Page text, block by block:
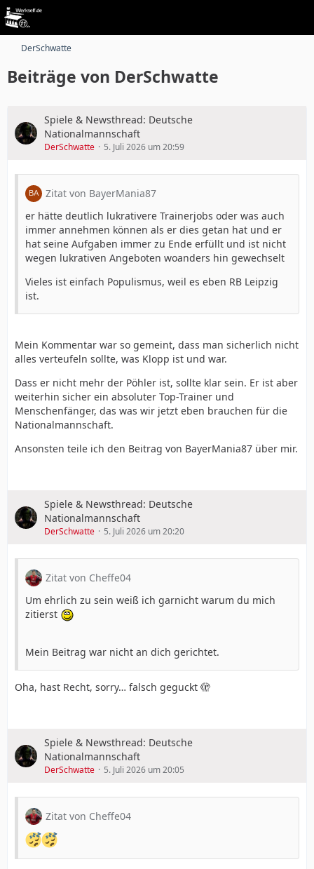
DerSchwatte
Beiträge von DerSchwatte
Spiele & Newsthread: Deutsche
Nationalmannschaft
DerSchwatte 5. Juli 2026 um 20:59
Zitat von BayerMania87
er hätte deutlich lukrativere Trainerjobs oder was auch
immer annehmen können als er dies getan hat und er
hat seine Aufgaben immer zu Ende erfüllt und ist nicht
wegen lukrativen Angeboten woanders hin gewechselt
Vieles ist einfach Populismus, weil es eben RB Leipzig
ist.
Mein Kommentar war so gemeint, dass man sicherlich nicht
alles verteufeln sollte, was Klopp ist und war.
Dass er nicht mehr der Pöhler ist, sollte klar sein. Er ist aber
weiterhin sicher ein absoluter Top-Trainer und
Menschenfänger, das was wir jetzt eben brauchen für die
Nationalmannschaft.
Ansonsten teile ich den Beitrag von BayerMania87 über mir.
Spiele & Newsthread: Deutsche
Nationalmannschaft
DerSchwatte 5. Juli 2026 um 20:20
Zitat von Cheffe04
Um ehrlich zu sein weiß ich garnicht warum du mich
zitierst
Mein Beitrag war nicht an dich gerichtet.
Oha, hast Recht, sorry… falsch geguckt 🫣
Spiele & Newsthread: Deutsche
Nationalmannschaft
DerSchwatte 5. Juli 2026 um 20:05
Zitat von Cheffe04